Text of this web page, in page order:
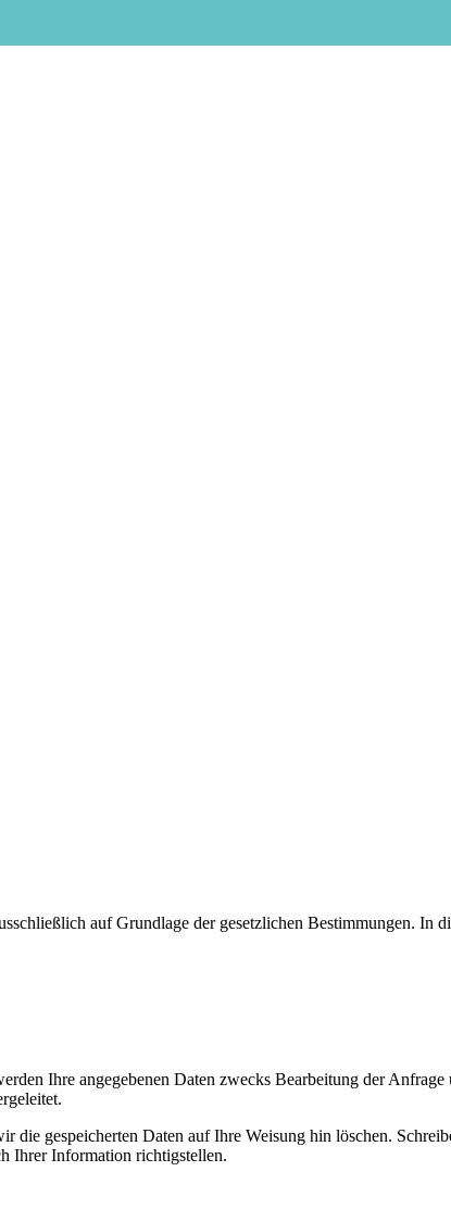
auf Grundlage der gesetzlichen Bestimmungen. In
Ihre angegebenen Daten zwecks Bearbeitung der
die gespeicherten Daten auf Ihre Weisung hin löschen.
Ihrer Information richtigstellen.